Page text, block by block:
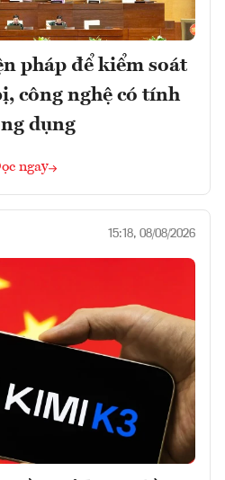
pháp để kiểm soát
công nghệ có tính
dụng
ngay
15:18, 08/08/2026